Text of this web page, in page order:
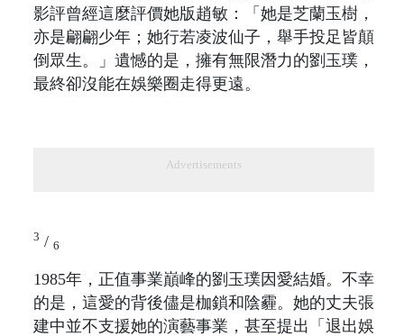
影評曾經這麼評價她版趙敏：「她是芝蘭玉樹，
亦是翩翩少年；她行若凌波仙子，舉手投足皆顛
倒眾生。」遺憾的是，擁有無限潛力的劉玉璞，
最終卻沒能在娛樂圈走得更遠。
Advertisements
3 / 6
1985年，正值事業巔峰的劉玉璞因愛結婚。不幸
的是，這愛的背後儘是枷鎖和陰霾。她的丈夫張
建中並不支援她的演藝事業，甚至提出「退出娛